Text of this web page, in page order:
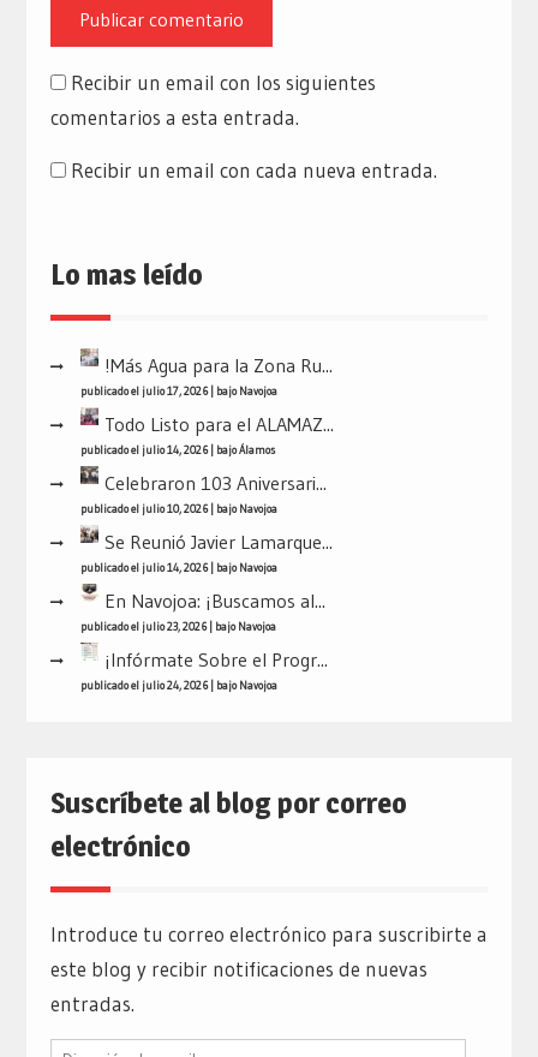
Recibir un email con los siguientes
comentarios a esta entrada.
Recibir un email con cada nueva entrada.
Lo mas leído
!Más Agua para la Zona Ru...
publicado el julio 17, 2026| bajoNavojoa
Todo Listo para el ALAMAZ...
publicado el julio 14, 2026| bajoÁlamos
Celebraron 103 Aniversari...
publicado el julio 10, 2026| bajoNavojoa
Se Reunió Javier Lamarque...
publicado el julio 14, 2026| bajoNavojoa
En Navojoa: ¡Buscamos al...
publicado el julio 23, 2026| bajoNavojoa
¡Infórmate Sobre el Progr...
publicado el julio 24, 2026| bajoNavojoa
Suscríbete al blog por correo
electrónico
Introduce tu correo electrónico para suscribirte a
este blog y recibir notificaciones de nuevas
entradas.